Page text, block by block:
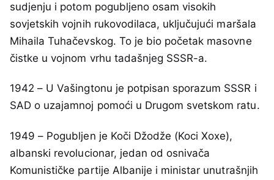
sudjenju i potom pogubljeno osam visokih
sovjetskih vojnih rukovodilaca, uključujući maršala
Mihaila Tuhačevskog. To je bio početak masovne
čistke u vojnom vrhu tadašnjeg SSSR-a.
1942 – U Vašingtonu je potpisan sporazum SSSR i
SAD o uzajamnoj pomoći u Drugom svetskom ratu.
1949 – Pogubljen je Koči Džodže (Koci Xoxe),
albanski revolucionar, jedan od osnivača
Komunističke partije Albanije i ministar unutrašnjih